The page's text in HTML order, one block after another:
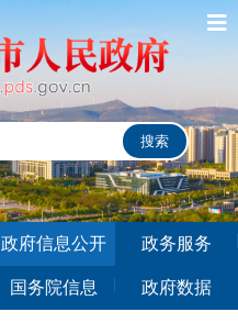
政府信息公开 政务服务
国务院信息 政府数据